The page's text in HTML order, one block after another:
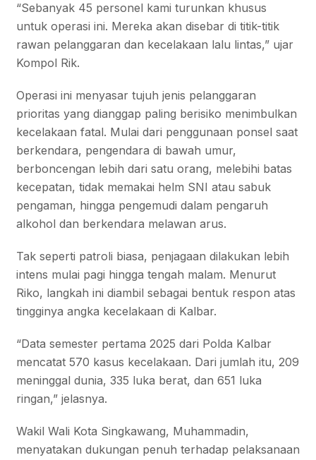
“Sebanyak 45 personel kami turunkan khusus
untuk operasi ini. Mereka akan disebar di titik-titik
rawan pelanggaran dan kecelakaan lalu lintas,” ujar
Kompol Rik.
Operasi ini menyasar tujuh jenis pelanggaran
prioritas yang dianggap paling berisiko menimbulkan
kecelakaan fatal. Mulai dari penggunaan ponsel saat
berkendara, pengendara di bawah umur,
berboncengan lebih dari satu orang, melebihi batas
kecepatan, tidak memakai helm SNI atau sabuk
pengaman, hingga pengemudi dalam pengaruh
alkohol dan berkendara melawan arus.
Tak seperti patroli biasa, penjagaan dilakukan lebih
intens mulai pagi hingga tengah malam. Menurut
Riko, langkah ini diambil sebagai bentuk respon atas
tingginya angka kecelakaan di Kalbar.
“Data semester pertama 2025 dari Polda Kalbar
mencatat 570 kasus kecelakaan. Dari jumlah itu, 209
meninggal dunia, 335 luka berat, dan 651 luka
ringan,” jelasnya.
Wakil Wali Kota Singkawang, Muhammadin,
menyatakan dukungan penuh terhadap pelaksanaan